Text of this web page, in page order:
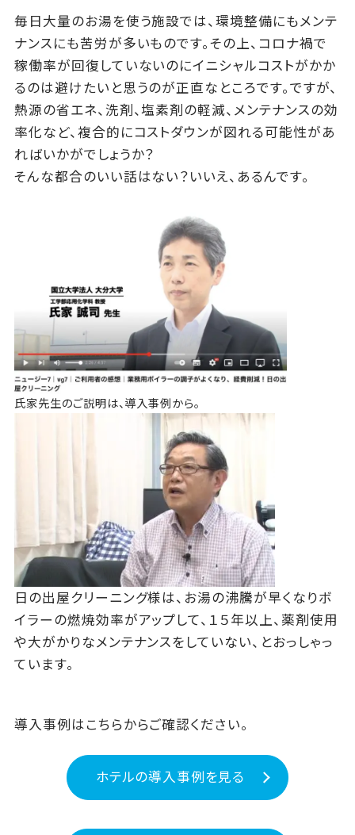
毎日大量のお湯を使う施設では、環境整備にもメンテ
ナンスにも苦労が多いものです。その上、コロナ禍で
稼働率が回復していないのにイニシャルコストがかか
るのは避けたいと思うのが正直なところです。ですが、
熱源の省エネ、洗剤、塩素剤の軽減、メンテナンスの効
率化など、複合的にコストダウンが図れる可能性があ
ればいかがでしょうか？
そんな都合のいい話はない？いいえ、あるんです。
氏家先生のご説明は、導入事例から。
日の出屋クリーニング様は、お湯の沸騰が早くなりボ
イラーの燃焼効率がアップして、１５年以上、薬剤使用
や大がかりなメンテナンスをしていない、とおっしゃっ
ています。
導入事例はこちらからご確認ください。
ホテルの導入事例を見る